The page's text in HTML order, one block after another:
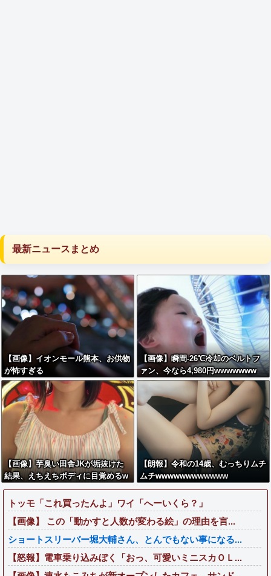
最新ニュースまとめ
【画像】イオンモール熊本、お供物
が怖すぎる
【画像】瞬間-26℃冷却のベルトフ
ァン、今なら4,980円wwwwwww
【画像】芋臭い田舎JKが垢抜けた
結果、えちえちボディに目覚めるw
wwwww
【朗報】令和の14歳、むっちりムチ
ムチwwwwwwwwwwww
トッモ「これ買ったんよ」ワイ「へーいくら？」
【画像】 この「動かすと人数が変わる絵」の理由を言...
ショートスリーバー堀大輔さん、とんでもない事になる...
【怒報】電車乗り込みぼく「おっ、可愛いミニスカＯＬ...